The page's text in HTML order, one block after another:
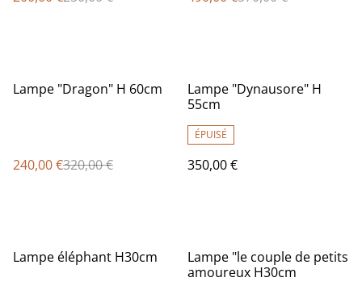
%
Lampe "Dragon" H 60cm
240,00 €320,00 €
Lampe "Dynausore" H
55cm
ÉPUISÉ
350,00 €
Lampe éléphant H30cm
Lampe "le couple de petits
amoureux H30cm